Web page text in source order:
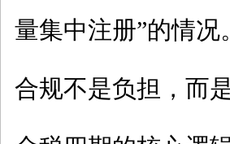
量集中注册”的情况。
合规不是负担，而